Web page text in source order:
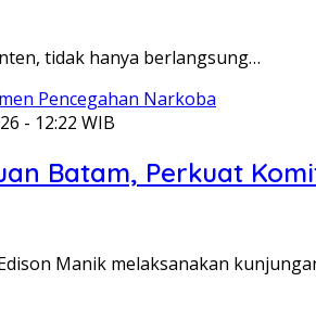
tidak hanya berlangsung…
- 12:22 WIB
Batam, Perkuat
Manik melaksanakan